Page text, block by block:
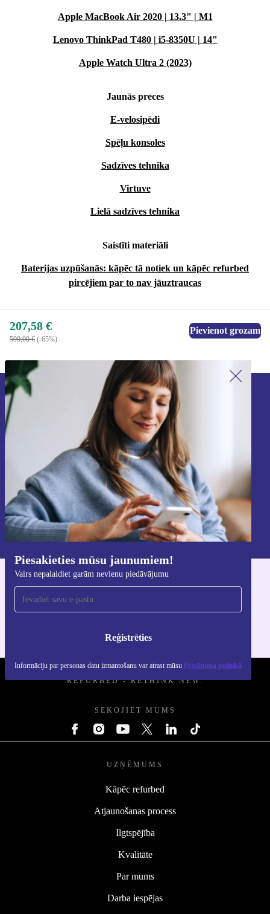
Apple MacBook Air 2020 | 13.3" | M1
Lenovo ThinkPad T480 | i5-8350U | 14"
Apple Watch Ultra 2 (2023)
Jaunās preces
E-velosipēdi
Spēļu konsoles
Sadzīves tehnika
Virtuve
Lielā sadzīves tehnika
Saistīti materiāli
Baterijas uzpūšanās: kāpēc tā notiek un kāpēc refurbed
pircējiem par to nav jāuztraucas
207,58 €
599,00 € (-65%)
Pievienot grozam
Piesakieties mūsu jaunumiem!
Vairs nepalaidiet garām nevienu piedāvājumu
Reģistrēties
Informāciju par personas datu izmantošanu var atrast mūsu Privātuma politikā
Piesakieties mūsu jaunumu
saņemšanai!
Nekad vairs nepalaidiet garām nevienu
piedāvājumu.
Reģistrēties
Informāciju par personas datu izmantošanu varat atrast mūsu
Privātuma politikā.
Lejupielādējiet refurbed lietotni
iOS un Android ierīcēm
REFURBED - RETHINK NEW.
SEKOJIET MUMS
UZŅĒMUMS
Kāpēc refurbed
Atjaunošanas process
Ilgtspējība
Kvalitāte
Par mums
Darba iespējas